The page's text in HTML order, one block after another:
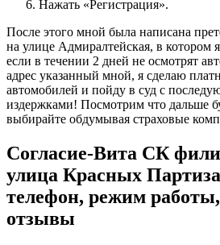
Нажать «Регистрация».
После этого мной была написана
на улице Адмиралтейская, в котором
если в течении 2 дней не осмотрят
адрес указанный мной, я сделаю
автомобилей и пойду в суд с
издержками! Посмотрим что дальше
выбирайте обдумывая страховые
Согласие-Вита СК
улица Красных
телефон, режим работы,
отзывы